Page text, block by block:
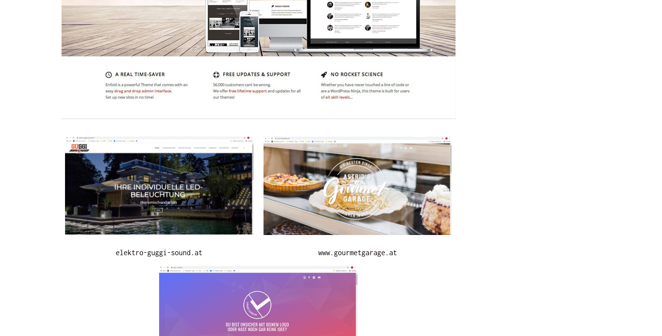
elektro-guggi-sound.at www.gourmetgarage.at